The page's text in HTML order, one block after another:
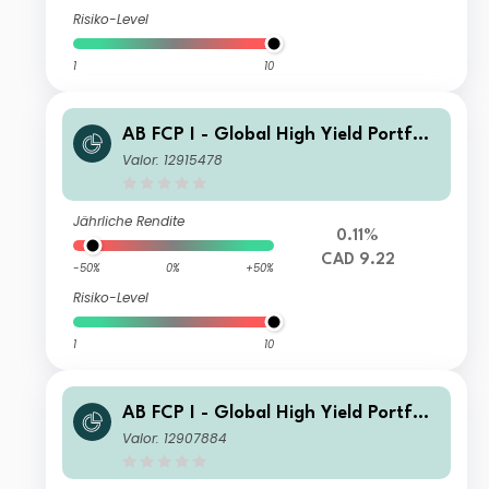
Risiko-Level
1 10
AB FCP I - Global High Yield Portfoli
o AT CAD H Inc
Valor: 12915478
Jährliche Rendite
-50% 0% +50%
Risiko-Level
1 10
0.11%
CAD 9.22
AB FCP I - Global High Yield Portfoli
o AT SGD H Inc
Valor: 12907884